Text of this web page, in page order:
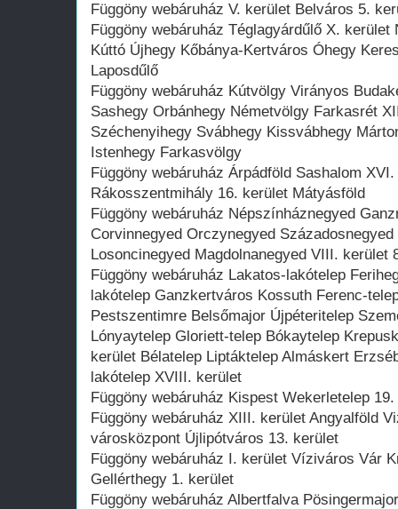
Függöny webáruház V. kerület Belváros 5.
Függöny webáruház Téglagyárdűlő X.
Kúttó Újhegy Kőbánya-Kertváros Óhegy
Laposdűlő
Függöny webáruház Kútvölgy Virányos
Sashegy Orbánhegy Németvölgy Farkasrét
Széchenyihegy Svábhegy Kissvábhegy
Istenhegy Farkasvölgy
Függöny webáruház Árpádföld Sashalom
Rákosszentmihály 16. kerület Mátyásföld
Függöny webáruház Népszínháznegyed
Corvinnegyed Orczynegyed
Losoncinegyed Magdolnanegyed VIII. kerület
Függöny webáruház Lakatos-lakótelep
lakótelep Ganzkertváros Kossuth Ferenc-
Pestszentimre Belsőmajor Újpéteritelep
Lónyaytelep Gloriett-telep Bókaytelep
kerület Bélatelep Liptáktelep Almáskert
lakótelep XVIII. kerület
Függöny webáruház Kispest Wekerletelep
Függöny webáruház XIII. kerület Angyalföld
városközpont Újlipótváros 13. kerület
Függöny webáruház I. kerület Víziváros Vár
Gellérthegy 1. kerület
Függöny webáruház Albertfalva